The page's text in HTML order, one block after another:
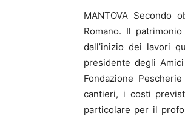
MANTOVA
Romano. Il
dall’inizio dei lavori
presidente degli
Fondazione
cantieri, i costi
particolare per il